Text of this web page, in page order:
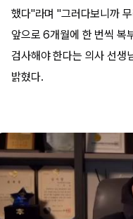
했다"라며 "그러다보니까
앞으로 6개월에 한 번씩 복
검사해야 한다는 의사 선생
밝혔다.